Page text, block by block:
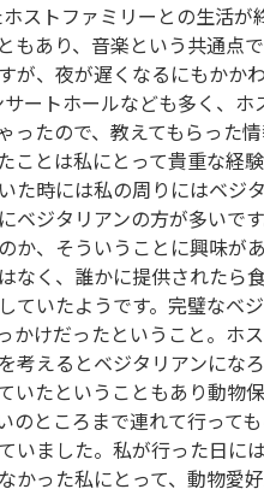
ストファミリーとの生活
もあり、音楽という共通点
が、夜が遅くなるにもか
ートホールなども多く、
たので、教えてもらった
ことは私にとって貴重な
た時には私の周りにはベ
ベジタリアンの方が多いで
か、そういうことに興味
なく、誰かに提供された
ていたようです。完璧なベ
かけだったということ。ホ
えるとベジタリアンにな
いたということもあり動
ところまで連れて行って
いました。私が行った日
かった私にとって、動物